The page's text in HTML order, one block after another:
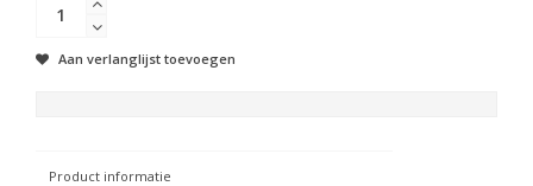
Aan verlanglijst toevoegen
Product informatie